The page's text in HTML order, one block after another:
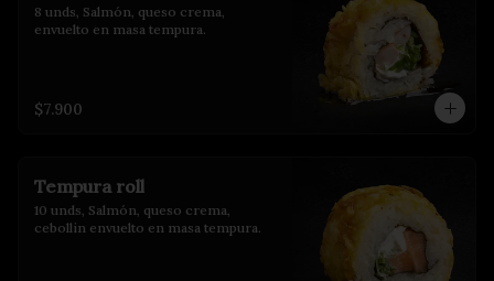
8 unds, Salmón, queso crema,
envuelto en masa tempura.
$7.900
Tempura roll
10 unds, Salmón, queso crema,
cebollin envuelto en masa tempura.